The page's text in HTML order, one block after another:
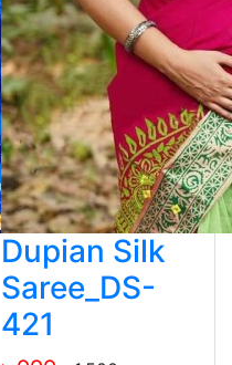
Dupian Silk
Saree_DS-
421